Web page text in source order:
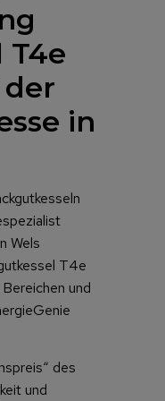
T4e
in
Wels
T4e
und
des
und